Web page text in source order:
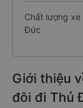
Chất lượng xe
Đức
Giới thiệu
đôi đi Thủ